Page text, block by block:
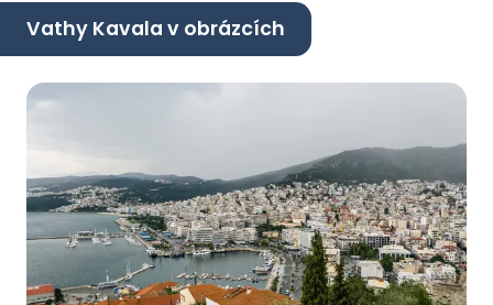
Vathy Kavala v obrázcích